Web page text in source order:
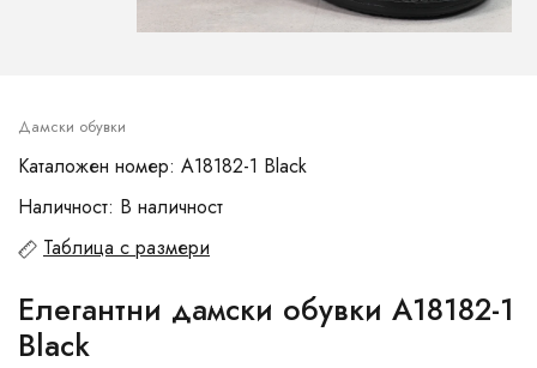
Дамски обувки
Каталожен номер: A18182-1 Black
Наличност: В наличност
Таблица с размери
Елегантни дамски обувки A18182-1
Black